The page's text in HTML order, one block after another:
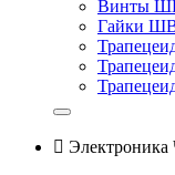
Винты
Гайки
